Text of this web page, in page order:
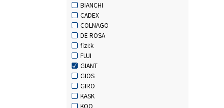
BIANCHI
CADEX
COLNAGO
DE ROSA
fizi:k
FUJI
GIANT
GIOS
GIRO
KASK
KOO